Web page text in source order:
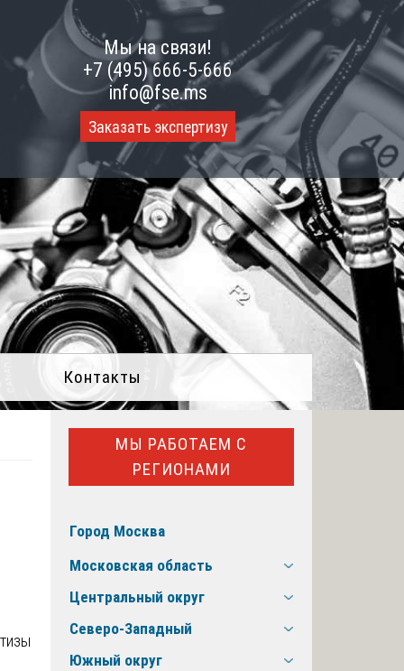
Мы на связи!
+7 (495) 666-5-666
info@fse.ms
Заказать экспертизу
Контакты
МЫ РАБОТАЕМ С
РЕГИОНАМИ
Город Москва
Московская область
Центральный округ
Северо-Западный
Южный округ